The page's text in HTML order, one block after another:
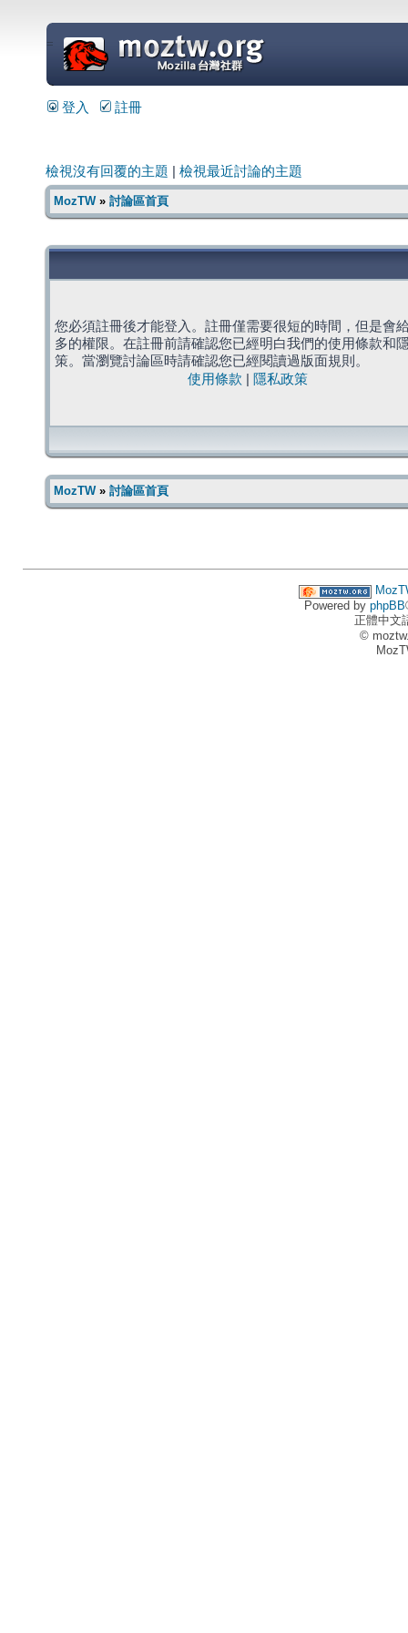
=
登入 註冊
檢視沒有回覆的主題 檢視最近討論的主題
MozTW» 討論區首頁
您必須註冊後才能登入。註冊僅需要很短的時間，但是會
多的權限。在註冊前請確認您已經明白我們的使用條款和
策。當瀏覽討論區時請確認您已經閱讀過版面規則。
使用條款
隱私政策
MozTW» 討論區首頁
Powered by phpBB
正體中文
©